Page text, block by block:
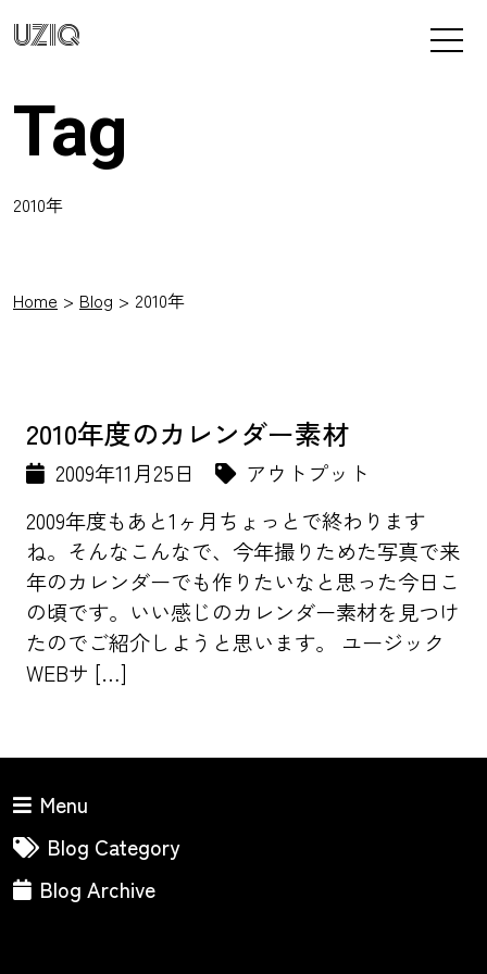
UZIQ
Tag
2010年
Home Blog 2010年
2010年度のカレンダー素材
2009年11月25日
アウトプット
2009年度もあと1ヶ月ちょっとで終わります
ね。そんなこんなで、今年撮りためた写真で来
年のカレンダーでも作りたいなと思った今日こ
の頃です。いい感じのカレンダー素材を見つけ
たのでご紹介しようと思います。 ユージック
WEBサ […]
Menu
Blog Category
Blog Archive